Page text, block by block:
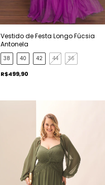
Vestido de Festa Longo Fúcsia
Antonela
38 40 42 44 36
R$499,90